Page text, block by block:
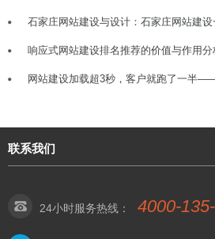
石家庄网站建设与设计：石家庄网站建
响应式网站建设排名推荐的价值与作用分
网站建设加载超3秒，客户就跑了一半
联系我们
24小时服务热线： 4000-